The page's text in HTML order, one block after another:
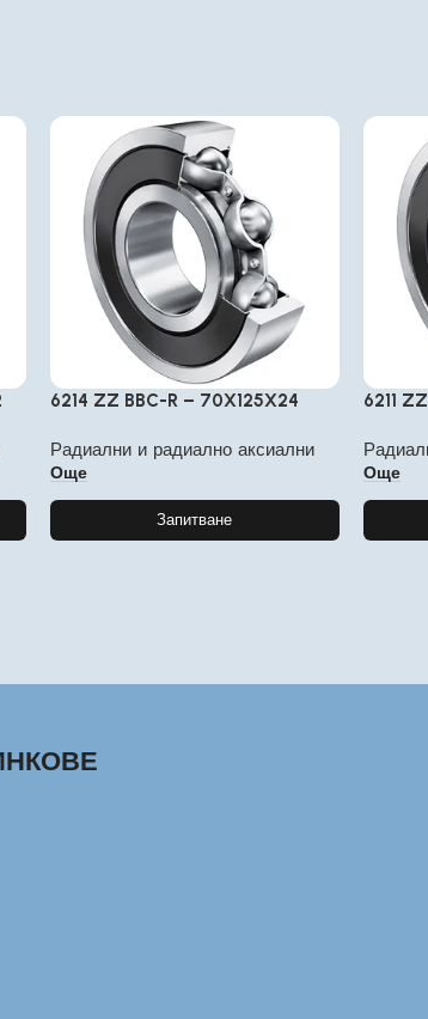
6214 ZZ BBC-R – 70X125X24
Радиални и радиално аксиални
Още
Запитване
6211
Още